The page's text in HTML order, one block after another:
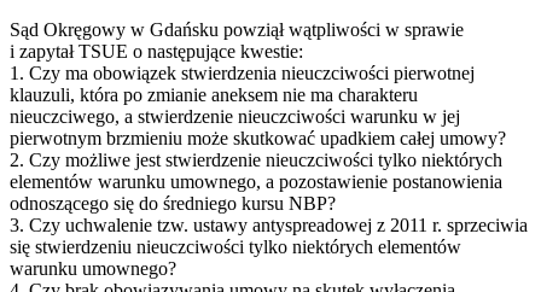
Sąd Okręgowy w Gdańsku powziął wątpliwości w sprawie
i zapytał TSUE o następujące kwestie:
1. Czy ma obowiązek stwierdzenia nieuczciwości pierwotnej
klauzuli, która po zmianie aneksem nie ma charakteru
nieuczciwego, a stwierdzenie nieuczciwości warunku w jej
pierwotnym brzmieniu może skutkować upadkiem całej umowy?
2. Czy możliwe jest stwierdzenie nieuczciwości tylko niektórych
elementów warunku umownego, a pozostawienie postanowienia
odnoszącego się do średniego kursu NBP?
3. Czy uchwalenie tzw. ustawy antyspreadowej z 2011 r. sprzeciwia
się stwierdzeniu nieuczciwości tylko niektórych elementów
warunku umownego?